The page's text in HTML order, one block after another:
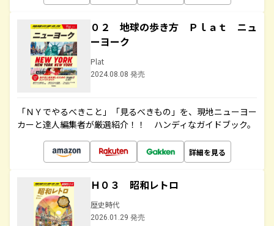
０２ 地球の歩き方 Ｐｌａｔ ニュ
ーヨーク
Plat
2024.08.08 発売
「ＮＹでやるべきこと」「見るべきもの」を、現地ニューヨー
カーと達人編集者が厳選紹介！！ ハンディなガイドブック。
詳細を見る
Ｈ０３ 昭和レトロ
歴史時代
2026.01.29 発売